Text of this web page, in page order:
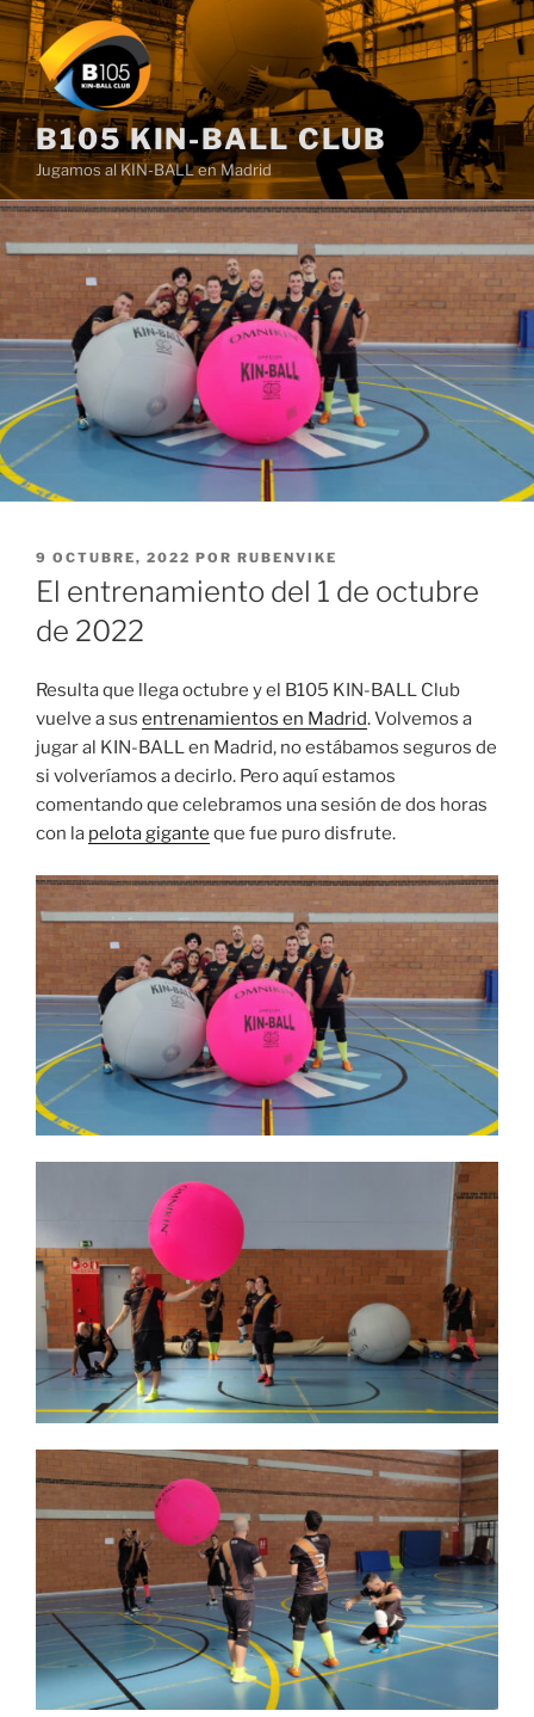
Saltar
contenido
B105 KIN-BALL CLUB
Jugamos al KIN-BALL en Madrid
PUBLICADO
EL
9 OCTUBRE, 2022 POR RUBENVIKE
El entrenamiento del 1 de octubre
de 2022
Resulta que llega octubre y el B105 KIN-BALL Club
vuelve a sus entrenamientos en Madrid. Volvemos a
jugar al KIN-BALL en Madrid, no estábamos seguros de
si volveríamos a decirlo. Pero aquí estamos
comentando que celebramos una sesión de dos horas
con la pelota gigante que fue puro disfrute.